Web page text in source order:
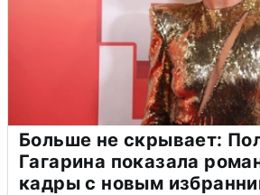
Больше не скрывает:
Гагарина показала
кадры с новым